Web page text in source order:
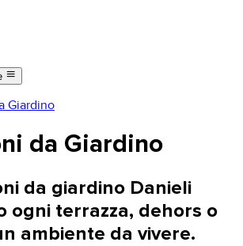
menu
Giardino
da Giardino
da giardino Danieli
ogni terrazza, dehors o
ambiente da vivere.